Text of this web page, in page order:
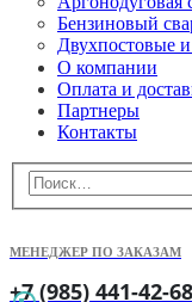
Бензиновый
Двухпостовые
О компании
Оплата и
Партнеры
Контакты
МЕНЕДЖЕР ПО ЗАКАЗАМ
+7 (985) 441-42-68